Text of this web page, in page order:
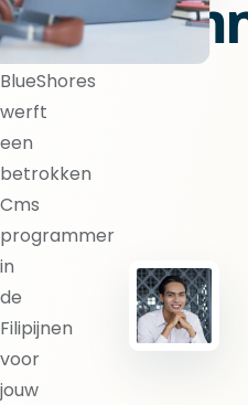
BlueShores
werft
een
betrokken
Cms
programmer
in
de
Filipijnen
voor
jouw